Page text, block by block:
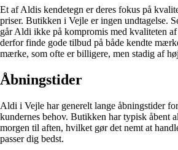
Et af Aldis kendetegn er deres fokus på
priser. Butikken i Vejle er ingen undtagelse.
går Aldi ikke på kompromis med kvaliteten
derfor finde gode tilbud på både kendte
mærke, som ofte er billigere, men stadig af
Åbningstider
Aldi i Vejle har generelt lange åbningstider
kundernes behov. Butikken har typisk åbent
morgen til aften, hvilket gør det nemt at
passer dig bedst.